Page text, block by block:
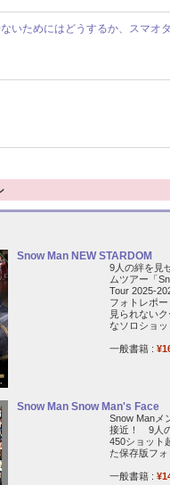
いためにはどうするか、スマオ
Snow Man NEW STARDOM
9人の絆を見
ムツアー「
Tour 2025-
フォトレポ
見られない
なソロショッ
一般書籍 :
Snow Man Snow Man's Face
Snow Manメ
接近！ 9人
450ショット
た保存版フォ
一般書籍 :